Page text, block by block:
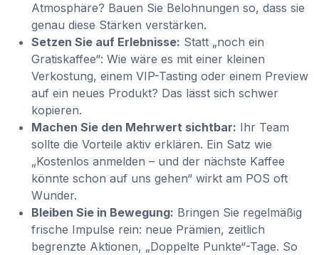
Atmosphäre? Bauen Sie Belohnungen so, dass sie
genau diese Stärken verstärken.
Setzen Sie auf Erlebnisse: Statt „noch ein
Gratiskaffee“: Wie wäre es mit einer kleinen
Verkostung, einem VIP-Tasting oder einem Preview
auf ein neues Produkt? Das lässt sich schwer
kopieren.
Machen Sie den Mehrwert sichtbar: Ihr Team
sollte die Vorteile aktiv erklären. Ein Satz wie
„Kostenlos anmelden – und der nächste Kaffee
könnte schon auf uns gehen“ wirkt am POS oft
Wunder.
Bleiben Sie in Bewegung: Bringen Sie regelmäßig
frische Impulse rein: neue Prämien, zeitlich
begrenzte Aktionen, „Doppelte Punkte“-Tage. So